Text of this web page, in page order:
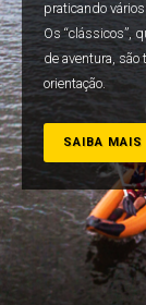
praticando
Os “clássicos”,
de aventura, são
orientação.
SAIBA MAIS